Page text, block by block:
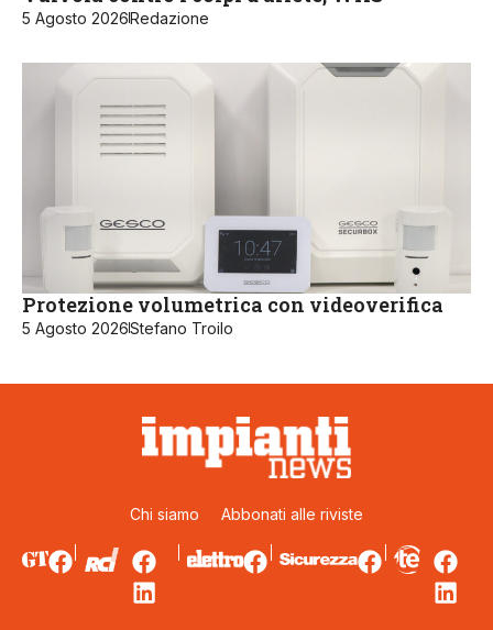
5 Agosto 2026Redazione
Protezione volumetrica con videoverifica
5 Agosto 2026Stefano Troilo
Chi siamo Abbonati alle riviste